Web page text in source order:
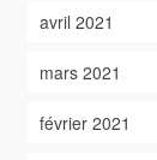
avril 2021
mars 2021
février 2021